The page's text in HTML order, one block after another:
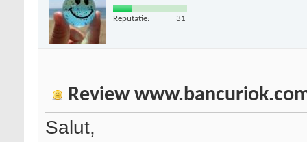
Reputatie: 31
Review
Salut,